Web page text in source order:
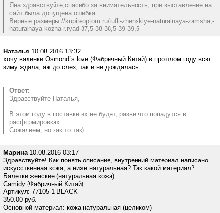
Яна здравствуйте,спасибо за внимательность, при выставление на
сайт была допущена ошибка.
Верные размеры //kupiteoptom.ru/tufli-zhenskiye-naturalnaya-zamsha,-
naturalnaya-kozha-r.ryad-37,5-38-38,5-39-39,5
Наталья 10.08.2016 13:32
хочу валенки Osmond`s love (Фабричный Китай) в прошлом году всю
зиму ждала, аж до слез, так и не дождалась.
Ответ:
Здравствуйте Наталья,
В этом году в поставке их не будет, разве что попадутся в
расформировках.
Сожалеем, но как то так)
Марина10.08.2016 03:17
Здравствуйте! Как понять описание, внутренний материал написано
искусственная кожа, а ниже натуральная? Так какой материал?
Балетки женские (натуральная кожа)
Camidy (Фабричный Китай)
Артикул: 77105-1 BLACK
350.00 руб.
Основной материал: кожа натуральная (целиком)